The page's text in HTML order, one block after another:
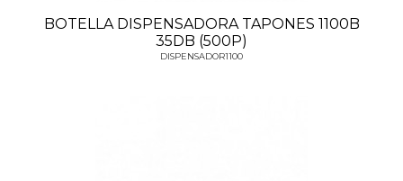
BOTELLA DISPENSADORA TAPONES 1100B
35DB (500P)
DISPENSADOR1100